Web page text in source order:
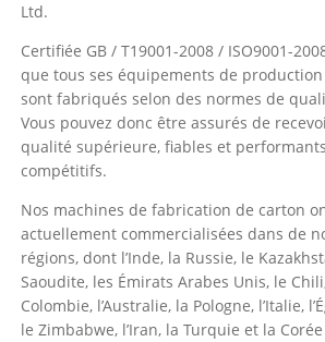
Ltd.
Certifiée GB / T19001-2008 / ISO9001-
que tous ses équipements de
sont fabriqués selon des normes de
Vous pouvez donc être assurés de
qualité supérieure, fiables et
compétitifs.
Nos machines de fabrication de carton
actuellement commercialisées dans de
régions, dont l’Inde, la Russie, le
Saoudite, les Émirats Arabes Unis, le
Colombie, l’Australie, la Pologne, l’Italie,
le Zimbabwe, l’Iran, la Turquie et la